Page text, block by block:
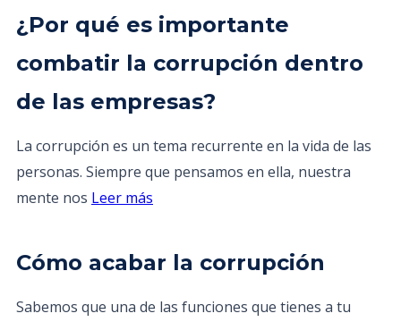
¿Por qué es importante
combatir la corrupción dentro
de las empresas?
La corrupción es un tema recurrente en la vida de las
personas. Siempre que pensamos en ella, nuestra
mente nos Leer más
Cómo acabar la corrupción
Sabemos que una de las funciones que tienes a tu